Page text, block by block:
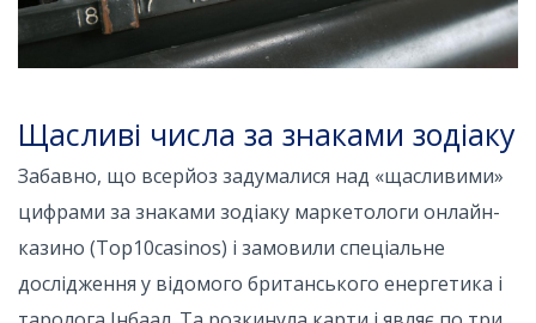
Щасливі числа за знаками зодіаку
Забавно, що всерйоз задумалися над «щасливими»
цифрами за знаками зодіаку маркетологи онлайн-
казино (Top10casinos) і замовили спеціальне
дослідження у відомого британського енергетика і